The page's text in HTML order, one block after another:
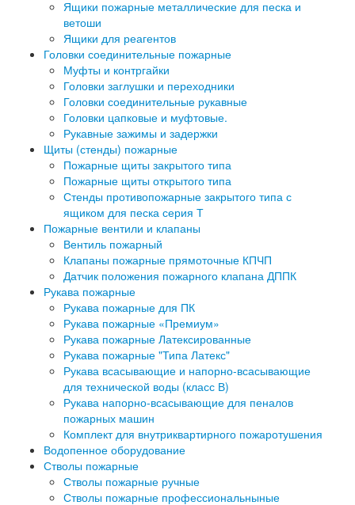
Ящики пожарные металлические для песка и
ветоши
Ящики для реагентов
Головки соединительные пожарные
Муфты и контргайки
Головки заглушки и переходники
Головки соединительные рукавные
Головки цапковые и муфтовые.
Рукавные зажимы и задержки
Щиты (стенды) пожарные
Пожарные щиты закрытого типа
Пожарные щиты открытого типа
Стенды противопожарные закрытого типа с
ящиком для песка серия Т
Пожарные вентили и клапаны
Вентиль пожарный
Клапаны пожарные прямоточные КПЧП
Датчик положения пожарного клапана ДППК
Рукава пожарные
Рукава пожарные для ПК
Рукава пожарные «Премиум»
Рукава пожарные Латексированные
Рукава пожарные "Типа Латекс"
Рукава всасывающие и напорно-всасывающие
для технической воды (класс В)
Рукава напорно-всасывающие для пеналов
пожарных машин
Комплект для внутриквартирного пожаротушения
Водопенное оборудование
Стволы пожарные
Стволы пожарные ручные
Стволы пожарные профессиональныные